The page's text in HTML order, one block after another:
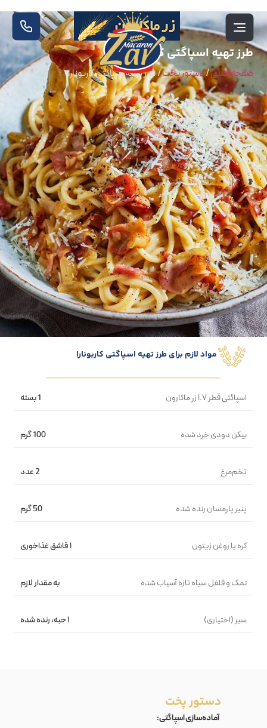
طرز تهیه اسپاگتی کاربونارا
صفحه اصلی/دستور پخت/طرز تهیه اسپاگتی کاربونارا
مواد لازم برای طرز تهیه اسپاگتی کاربونارا
اسپاگتی قطر ۱.۷ زر ماکارون 1 بسته
بیکن دودی خرد شده 100 گرم
تخم‌مرغ 2 عدد
پنیر پارمسان رنده شده 50 گرم
کره یا روغن زیتون ۱ قاشق غذاخوری
نمک و فلفل سیاه تازه آسیاب شده به مقدار لازم
سیر (اختیاری) ۱ حبه، رنده شده
دستور پخت
آماده‌سازی اسپاگتی: